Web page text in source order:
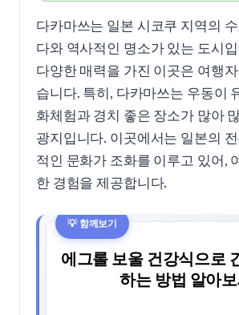
다카마쓰는 일본 시코쿠 지역의
다와 역사적인 명소가 있는 도시
다양한 매력을 가진 이곳은 여행
습니다. 특히, 다카마쓰는 우동이
화체험과 경치 좋은 장소가 많아
광지입니다. 이곳에서는 일본의
적인 문화가 조화를 이루고 있어,
한 경험을 제공합니다.
에그롤 보울 건강식으로
하는 방법 알아